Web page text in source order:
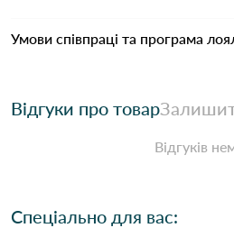
Умови співпраці та програма
Відгуки про товар
Відгуків
Спеціально для вас: